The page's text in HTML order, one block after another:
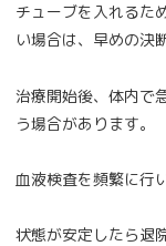
チューブを入れるた
い場合は、早めの決
治療開始後、体内で
う場合があります。
血液検査を頻繁に行
状態が安定したら退